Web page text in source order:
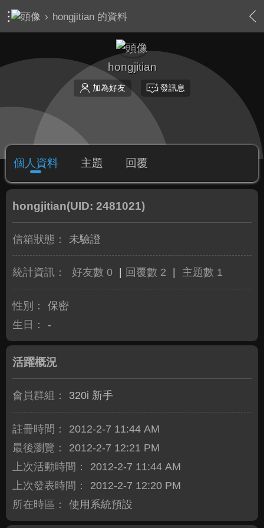
› hongjitian 的資料
hongjitian
加為好友 發訊息
個人資料 主題 回覆
hongjitian(UID: 2481021)
信箱狀態： 未驗證
統計資訊： 好友數 0 回覆數 2 主題數 1
性別：
保密
生日：
-
活躍概況
會員群組： 320i 新手
註冊時間：
2012-2-7 11:44 AM
最後瀏覽：
2012-2-7 12:21 PM
上次活動時間：
2012-2-7 11:44 AM
上次發表時間：
2012-2-7 12:20 PM
所在時區：
使用系統預設